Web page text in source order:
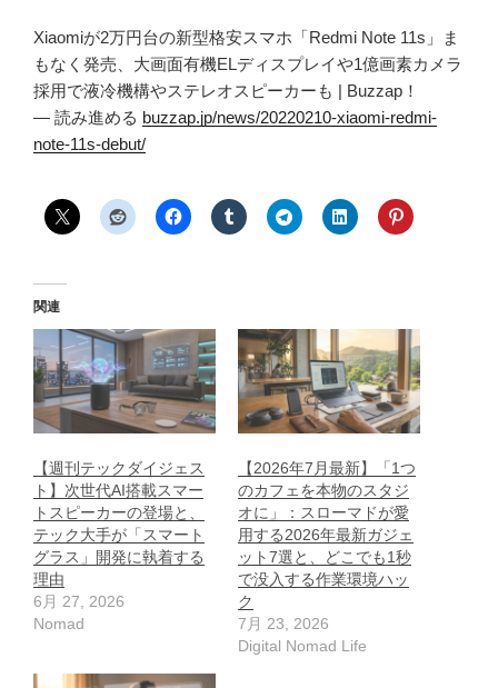
Xiaomiが2万円台の新型格安スマホ「Redmi Note 11s」ま
もなく発売、大画面有機ELディスプレイや1億画素カメラ
採用で液冷機構やステレオスピーカーも | Buzzap！
— 読み進める buzzap.jp/news/20220210-xiaomi-redmi-
note-11s-debut/
関連
【週刊テックダイジェス
ト】次世代AI搭載スマー
トスピーカーの登場と、
テック大手が「スマート
グラス」開発に執着する
理由
6月 27, 2026
Nomad
【2026年7月最新】「1つ
のカフェを本物のスタジ
オに」：スローマドが愛
用する2026年最新ガジェ
ット7選と、どこでも1秒
で没入する作業環境ハッ
ク
7月 23, 2026
Digital Nomad Life